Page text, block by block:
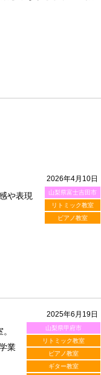
2026年4月10日
山梨県富士吉田市
リトミック教室
ピアノ教室
や表現
2025年6月19日
山梨県甲府市
リトミック教室
ピアノ教室
ギター教室
業